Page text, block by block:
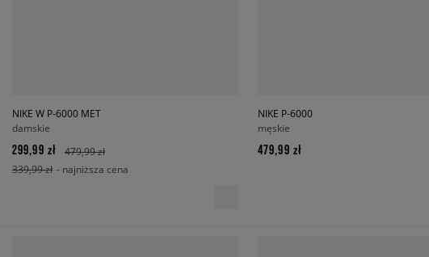
NIKE W P-6000 MET
damskie
299,99 zł
479,99 zł
339,99 zł - najniższa cena
NIKE P-6000
męskie
479,99 zł